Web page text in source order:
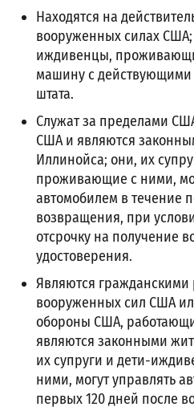
Находятся на
вооруженных силах
иждивенцы,
машину с действующими
штата.
Служат за пределами
США и являются
Иллинойса; они, их
проживающие с ними,
автомобилем в течение
возвращения, при
отсрочку на получение
удостоверения.
Являются гражданскими
вооруженных сил США
обороны США,
являются законными
их супруги и дети-
ними, могут управлять
первых 120 дней после